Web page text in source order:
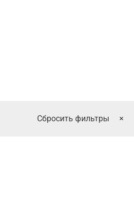
Сбросить фильтры ×